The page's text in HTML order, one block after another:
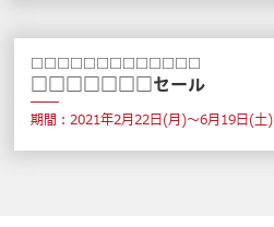
□□□□□□□セール
期間：2021年2月22日(月)～6月19日(土)